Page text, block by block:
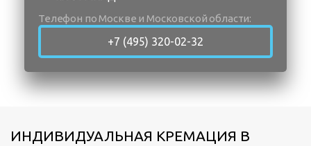
Телефон по Москве и Московской области:
+7 (495) 320-02-32
ИНДИВИДУАЛЬНАЯ КРЕМАЦИЯ В